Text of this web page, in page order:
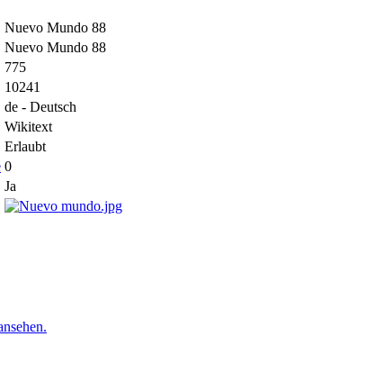
Nuevo Mundo 88
Nuevo Mundo 88
775
10241
de - Deutsch
Wikitext
Erlaubt
0
Ja